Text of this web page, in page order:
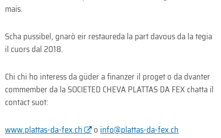
mais.
Scha pussibel, gnarò eir restaureda la part davous da la tegia
il cuors dal 2018.
Chi chi ho interess da güder a finanzer il proget o da dvanter
commember da la SOCIETED CHEVA PLATTAS DA FEX chatta il
contact suot:
www.plattas-da-fex.ch o info@plattas-da-fex.ch